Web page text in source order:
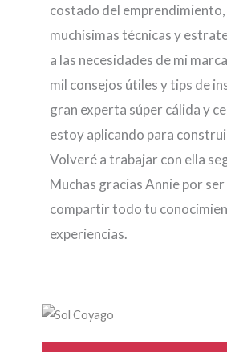
costado del
muchísimas técnicas y
a las necesidades de mi
mil consejos útiles y tips de
gran experta súper cálida y
estoy aplicando para
Volveré a trabajar con ella
Muchas gracias Annie por
compartir todo tu
experiencias.